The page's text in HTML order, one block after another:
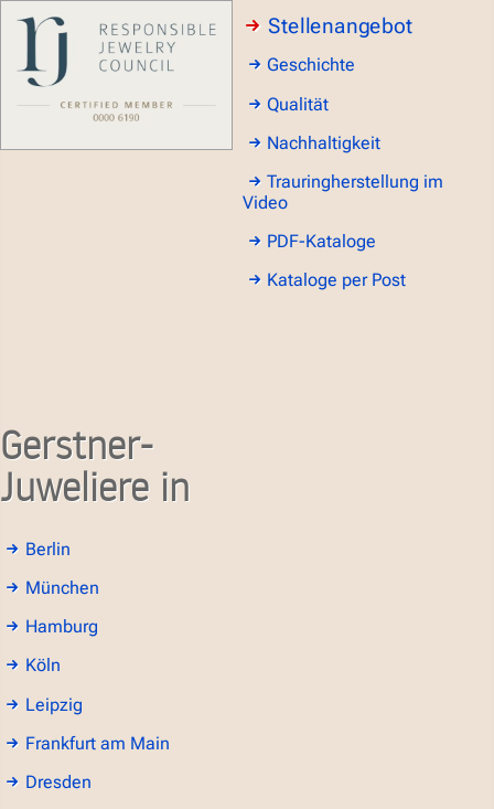
Stellenangebot
Geschichte
Qualität
Nachhaltigkeit
Trauringherstellung im
Video
PDF-Kataloge
Kataloge per Post
Gerstner-
Juweliere in
Berlin
München
Hamburg
Köln
Leipzig
Frankfurt am Main
Dresden